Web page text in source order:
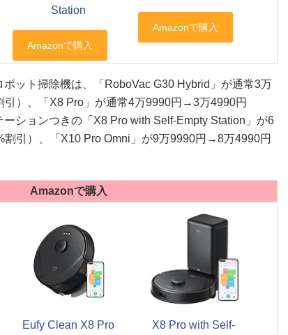
Station
ット掃除機は、「RoboVac G30 Hybrid」が通常3万
）、「X8 Pro」が通常4万9990円→3万4990円
ーションつきの「X8 Pro with Self-Empty Station」が6
引）、「X10 Pro Omni」が9万9990円→8万4990円
Amazonで購入
Eufy Clean X8 Pro
X8 Pro with Self-